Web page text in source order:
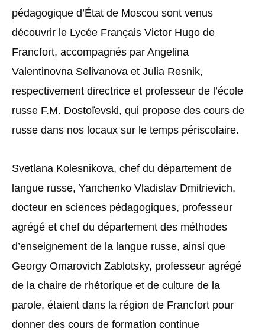
pédagogique d’État de Moscou sont venus
découvrir le Lycée Français Victor Hugo de
Francfort, accompagnés par Angelina
Valentinovna Selivanova et Julia Resnik,
respectivement directrice et professeur de l’école
russe F.M. Dostoïevski, qui propose des cours de
russe dans nos locaux sur le temps périscolaire.
Svetlana Kolesnikova, chef du département de
langue russe, Yanchenko Vladislav Dmitrievich,
docteur en sciences pédagogiques, professeur
agrégé et chef du département des méthodes
d’enseignement de la langue russe, ainsi que
Georgy Omarovich Zablotsky, professeur agrégé
de la chaire de rhétorique et de culture de la
parole, étaient dans la région de Francfort pour
donner des cours de formation continue